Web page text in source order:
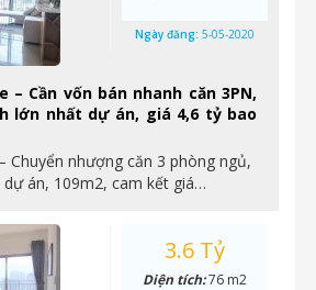
– Cần vốn bán nhanh căn 3PN,
lớn nhất dự án, giá 4,6 tỷ bao
Chuyển nhượng căn 3 phòng ngủ,
án, 109m2, cam kết giá…
Ngày đăng: 5-05-2020
3.6 Tỷ
Diện tích:76 m2